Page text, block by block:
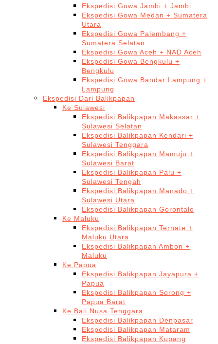
Ekspedisi Gowa Jambi + Jambi
Ekspedisi Gowa Medan + Sumatera
Utara
Ekspedisi Gowa Palembang +
Sumatera Selatan
Ekspedisi Gowa Aceh + NAD Aceh
Ekspedisi Gowa Bengkulu +
Bengkulu
Ekspedisi Gowa Bandar Lampung +
Lampung
Ekspedisi Dari Balikpapan
Ke Sulawesi
Ekspedisi Balikpapan Makassar +
Sulawesi Selatan
Ekspedisi Balikpapan Kendari +
Sulawesi Tenggara
Ekspedisi Balikpapan Mamuju +
Sulawesi Barat
Ekspedisi Balikpapan Palu +
Sulawesi Tengah
Ekspedisi Balikpapan Manado +
Sulawesi Utara
Ekspedisi Balikpapan Gorontalo
Ke Maluku
Ekspedisi Balikpapan Ternate +
Maluku Utara
Ekspedisi Balikpapan Ambon +
Maluku
Ke Papua
Ekspedisi Balikpapan Jayapura +
Papua
Ekspedisi Balikpapan Sorong +
Papua Barat
Ke Bali Nusa Tenggara
Ekspedisi Balikpapan Denpasar
Ekspedisi Balikpapan Mataram
Ekspedisi Balikpapan Kupang